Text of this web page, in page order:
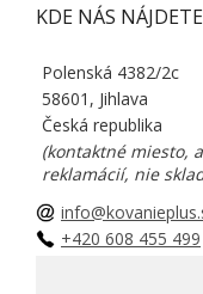
KDE NÁS NÁJDETE
Polenská 4382/2c
58601, Jihlava
Česká republika
(kontaktné miesto,
reklamácií, nie
+420 608 455 499